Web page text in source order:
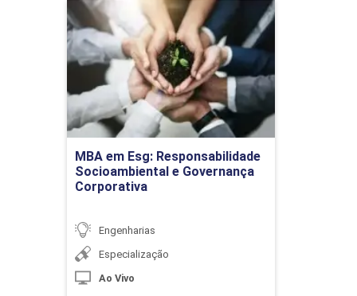
10h
MBA em Esg: Responsabilidade
Socioambiental e Governança
Corporativa
Engenharias
Especialização
Ao Vivo
MBA em Esg:
Responsabilidade
Socioambiental e
Governança Corporativa
Detalhes do curso
Ir para Inscrição